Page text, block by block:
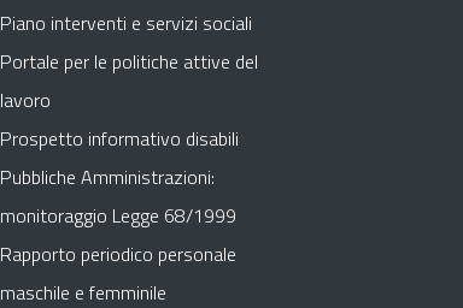
Piano interventi e servizi sociali
Portale per le politiche attive del
lavoro
Prospetto informativo disabili
Pubbliche Amministrazioni:
monitoraggio Legge 68/1999
Rapporto periodico personale
maschile e femminile